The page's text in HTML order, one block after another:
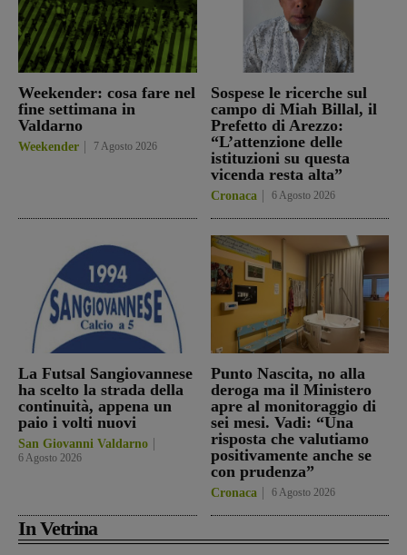
Weekender: cosa fare nel
fine settimana in
Valdarno
Weekender 7 Agosto 2026
Sospese le ricerche sul
campo di Miah Billal, il
Prefetto di Arezzo:
“L’attenzione delle
istituzioni su questa
vicenda resta alta”
Cronaca 6 Agosto 2026
La Futsal Sangiovannese
ha scelto la strada della
continuità, appena un
paio i volti nuovi
San Giovanni Valdarno
6 Agosto 2026
Punto Nascita, no alla
deroga ma il Ministero
apre al monitoraggio di
sei mesi. Vadi: “Una
risposta che valutiamo
positivamente anche se
con prudenza”
Cronaca 6 Agosto 2026
In Vetrina